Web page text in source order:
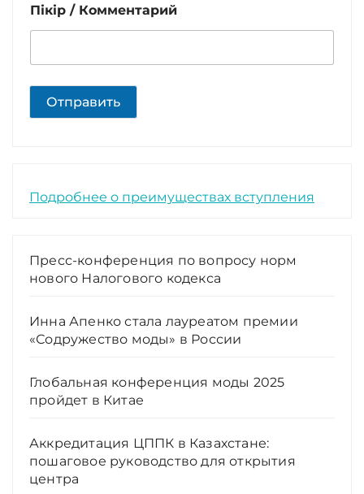
Пікір / Комментарий
Отправить
Подробнее о преимуществах вступления
Пресс-конференция по вопросу норм
нового Налогового кодекса
Инна Апенко стала лауреатом премии
«Содружество моды» в России
Глобальная конференция моды 2025
пройдет в Китае
Аккредитация ЦППК в Казахстане:
пошаговое руководство для открытия
центра